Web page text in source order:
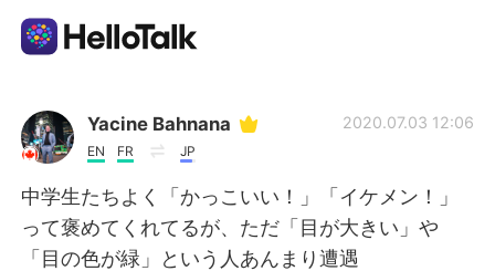
Aplicativo de troca de idioma
AI Grammar Checker
Português
Yacine Bahnana
EN FR JP
2020.07.03 12:06
中学生たちよく「かっこいい！」「イケメン！」
って褒めてくれてるが、ただ「目が大きい」や
「目の色が緑」という人あんまり遭遇